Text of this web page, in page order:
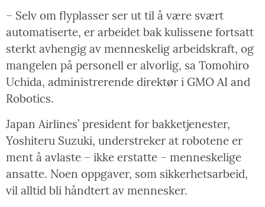
– Selv om flyplasser ser ut til å være svært
automatiserte, er arbeidet bak kulissene fortsatt
sterkt avhengig av menneskelig arbeidskraft, og
mangelen på personell er alvorlig, sa Tomohiro
Uchida, administrerende direktør i GMO AI and
Robotics.
Japan Airlines’ president for bakketjenester,
Yoshiteru Suzuki, understreker at robotene er
ment å avlaste – ikke erstatte – menneskelige
ansatte. Noen oppgaver, som sikkerhetsarbeid,
vil alltid bli håndtert av mennesker.